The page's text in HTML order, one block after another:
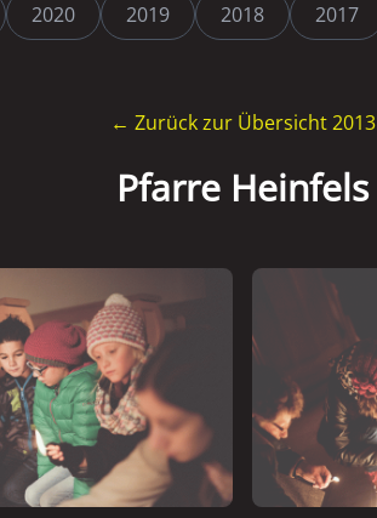
2020 2019 2018 2017
← Zurück zur Übersicht 2013
Pfarre Heinfels